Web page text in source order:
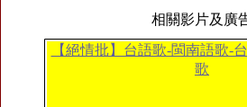
相關影片及廣
【絕情批】台語歌-閩南語歌-
歌